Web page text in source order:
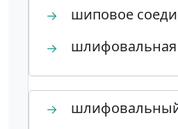
→ шиповое
→
→